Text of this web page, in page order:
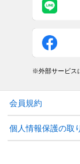
※外部サービス
会員規約
個人情報保護の取